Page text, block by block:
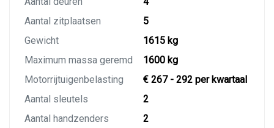
Aantal zitplaatsen
5
Gewicht
1615 kg
Maximum massa geremd
1600 kg
Motorrijtuigenbelasting
€ 267 - 292 per kwartaal
Aantal sleutels
2
Aantal handzenders
2